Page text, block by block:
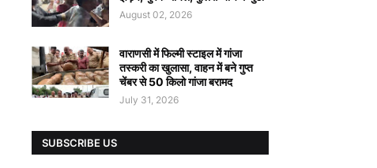
August 02, 2026
वाराणसी में फिल्मी स्टाइल में गांजा
तस्करी का खुलासा, वाहन में बने गुप्त
चेंबर से 50 किलो गांजा बरामद
July 31, 2026
SUBSCRIBE US